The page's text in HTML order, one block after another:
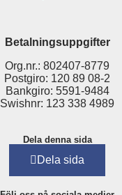
Betalningsuppgifter
Org.nr.: 802407-8779
Postgiro: 120 89 08-2
Bankgiro: 5591-9484
Swishnr: 123 338 4989
Dela denna sida
Dela sida